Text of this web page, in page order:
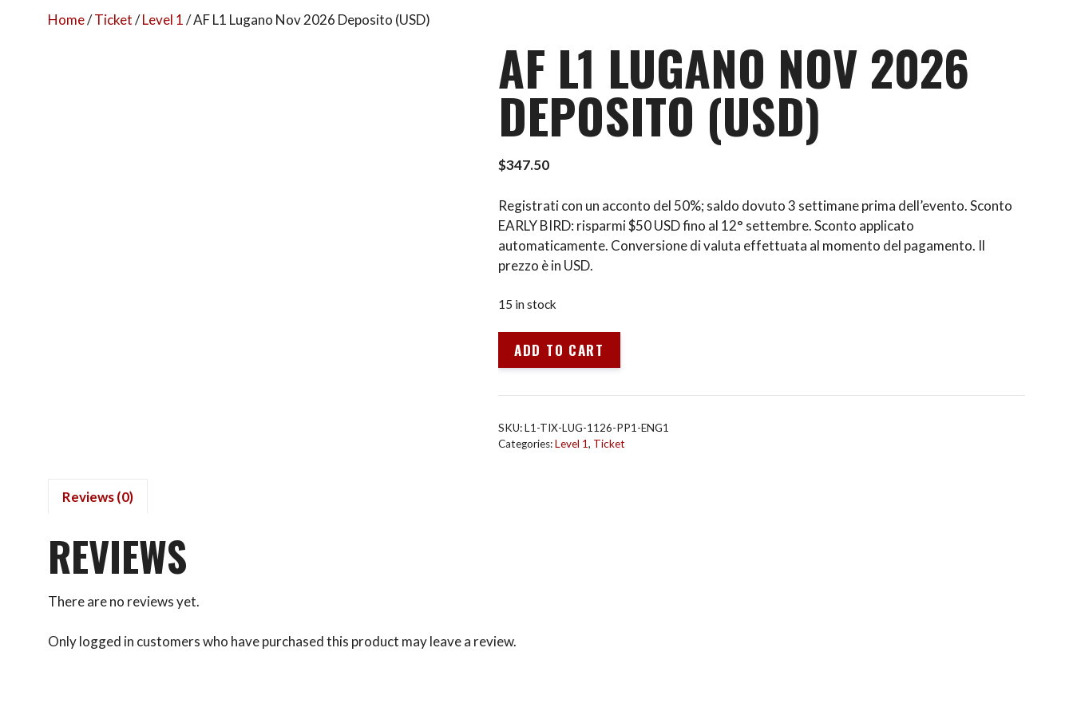
Home/Ticket/Level 1/ AF L1 Lugano Nov 2026 Deposito (USD)
AF L1 LUGANO NOV 2026
DEPOSITO (USD)
$347.50
Registrati con un acconto del 50%; saldo dovuto 3 settimane prima dell’evento. Sconto
EARLY BIRD: risparmi $50 USD fino al 12° settembre. Sconto applicato
automaticamente. Conversione di valuta effettuata al momento del pagamento. Il
prezzo è in USD.
15 in stock
Nov
2026
Deposito
ADD TO CART
SKU:L1-TIX-LUG-1126-PP1-ENG1
Categories:Level 1, Ticket
Reviews (0)
REVIEWS
There are no reviews yet.
Only logged in customers who have purchased this product may leave a review.